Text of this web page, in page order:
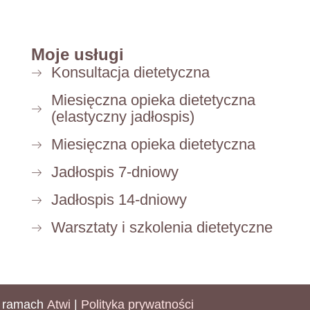
Moje usługi
Konsultacja dietetyczna
Miesięczna opieka dietetyczna
(elastyczny jadłospis)
Miesięczna opieka dietetyczna
Jadłospis 7-dniowy
Jadłospis 14-dniowy
Warsztaty i szkolenia dietetyczne
Atwi Polityka prywatności